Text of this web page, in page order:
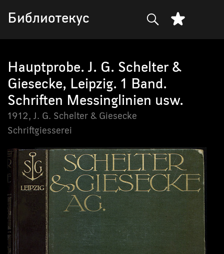
Библиотекус
Hauptprobe. J. G. Schelter &
Giesecke, Leipzig. 1 Band.
Schriften Messinglinien usw.
1912, J. G. Schelter & Giesecke
Schriftgiesserei